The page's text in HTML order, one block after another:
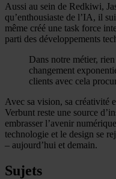
Aussi au sein de Redkiwi,
qu’enthousiaste de l’IA, il
même créé une task force
parti des développements
Dans notre métier,
changement
clients avec cela
Avec sa vision, sa créativité
Verbunt reste une source
embrasser l’avenir
technologie et le design se
– aujourd’hui et demain.
Sujets